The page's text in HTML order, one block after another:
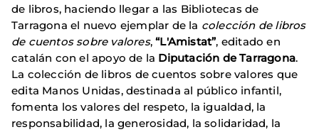
de libros, haciendo llegar a las Bibliotecas de
Tarragona el nuevo ejemplar de la colección de libros
de cuentos sobre valores, “L'Amistat”, editado en
catalán con el apoyo de la Diputación de Tarragona.
La colección de libros de cuentos sobre valores que
edita Manos Unidas, destinada al público infantil,
fomenta los valores del respeto, la igualdad, la
responsabilidad, la generosidad, la solidaridad, la